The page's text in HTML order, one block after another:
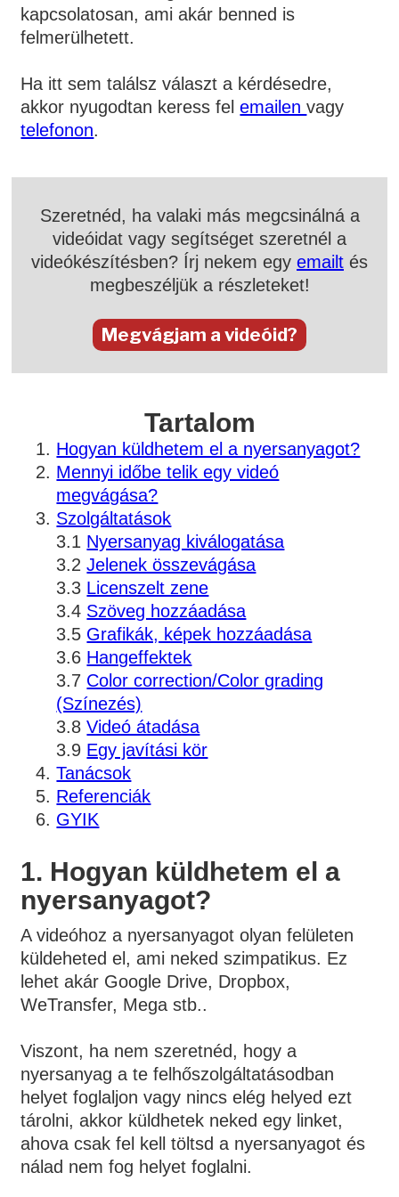
kapcsolatosan, ami akár benned is
felmerülhetett.
Ha itt sem találsz választ a kérdésedre,
akkor nyugodtan keress felemailenvagy
telefonon.
Szeretnéd, ha valaki más megcsinálná a
videóidat vagy segítséget szeretnél a
videókészítésben? Írj nekem egy emailt és
megbeszéljük a részleteket!
Megvágjam a videóid?
Tartalom
Hogyan küldhetem el a nyersanyagot?
Mennyi időbe telik egy videó
megvágása?
Szolgáltatások
Nyersanyag kiválogatása
Jelenek összevágása
Licenszelt zene
Szöveg hozzáadása
Grafikák, képek hozzáadása
Hangeffektek
Color correction/Color grading
(Színezés)
Videó átadása
Egy javítási kör
Tanácsok
Referenciák
GYIK
1. Hogyan küldhetem el a
nyersanyagot?
A videóhoz a nyersanyagot olyan felületen
küldeheted el, ami neked szimpatikus. Ez
lehet akár Google Drive, Dropbox,
WeTransfer, Mega stb..
Viszont, ha nem szeretnéd, hogy a
nyersanyag a te felhőszolgáltatásodban
helyet foglaljon vagy nincs elég helyed ezt
tárolni, akkor küldhetek neked egy linket,
ahova csak fel kell töltsd a nyersanyagot és
nálad nem fog helyet foglalni.